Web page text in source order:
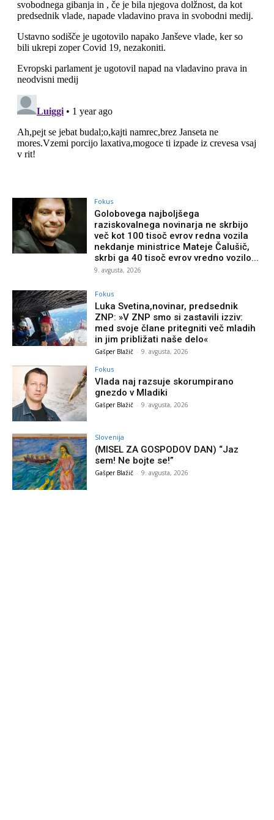
Fokus
Golobovega najboljšega
raziskovalnega novinarja ne skrbijo
več kot 100 tisoč evrov redna vozila
nekdanje ministrice Mateje Čalušič,
skrbi ga 40 tisoč evrov vredno vozilo...
9. avgusta, 2026
Fokus
Luka Svetina,novinar, predsednik
ZNP: »V ZNP smo si zastavili izziv:
med svoje člane pritegniti več mladih
in jim približati naše delo«
Gašper Blažič - 9. avgusta, 2026
Fokus
Vlada naj razsuje skorumpirano
gnezdo v Mladiki
Gašper Blažič - 9. avgusta, 2026
Slovenija
(MISEL ZA GOSPODOV DAN) “Jaz
sem! Ne bojte se!”
Gašper Blažič - 9. avgusta, 2026